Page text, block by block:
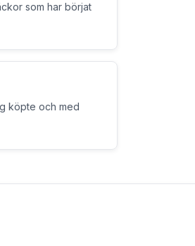
som har börjat
köpte och med